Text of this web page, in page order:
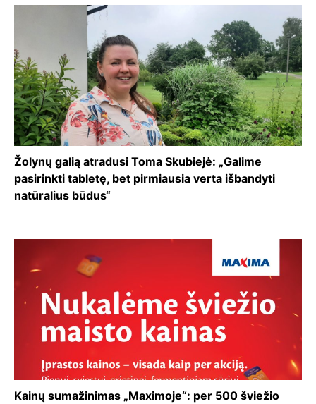
Žolynų galią atradusi Toma Skubiejė: „Galime
pasirinkti tabletę, bet pirmiausia verta išbandyti
natūralius būdus“
Kainų sumažinimas „Maximoje“: per 500 šviežio